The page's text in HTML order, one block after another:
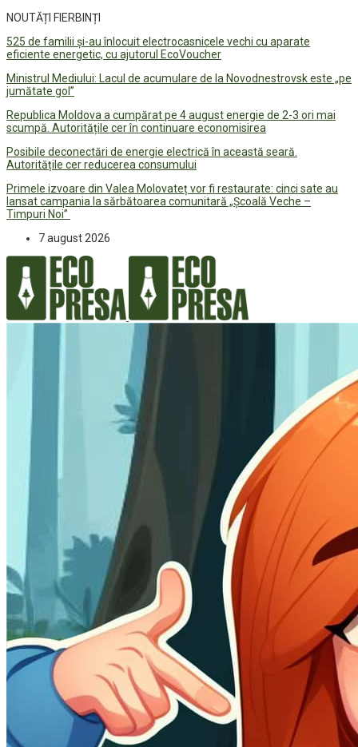
NOUTĂȚI FIERBINȚI
525 de familii și-au înlocuit electrocasnicele vechi cu aparate
eficiente energetic, cu ajutorul EcoVoucher
Ministrul Mediului: Lacul de acumulare de la Novodnestrovsk este „pe
jumătate gol”
Republica Moldova a cumpărat pe 4 august energie de 2-3 ori mai
scumpă. Autoritățile cer în continuare economisirea
Posibile deconectări de energie electrică în această seară.
Autoritățile cer reducerea consumului
Primele izvoare din Valea Molovateț vor fi restaurate: cinci sate au
lansat campania la sărbătoarea comunitară „Școală Veche –
Timpuri Noi”
7 august 2026